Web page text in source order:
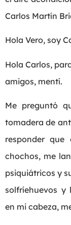
Carlos Martín
Hola Vero, soy
Hola Carlos,
amigos, mentí.
Me preguntó
tomadera de
responder
chochos, me
psiquiátricos y
solfríehuevos y
en mi cabeza,